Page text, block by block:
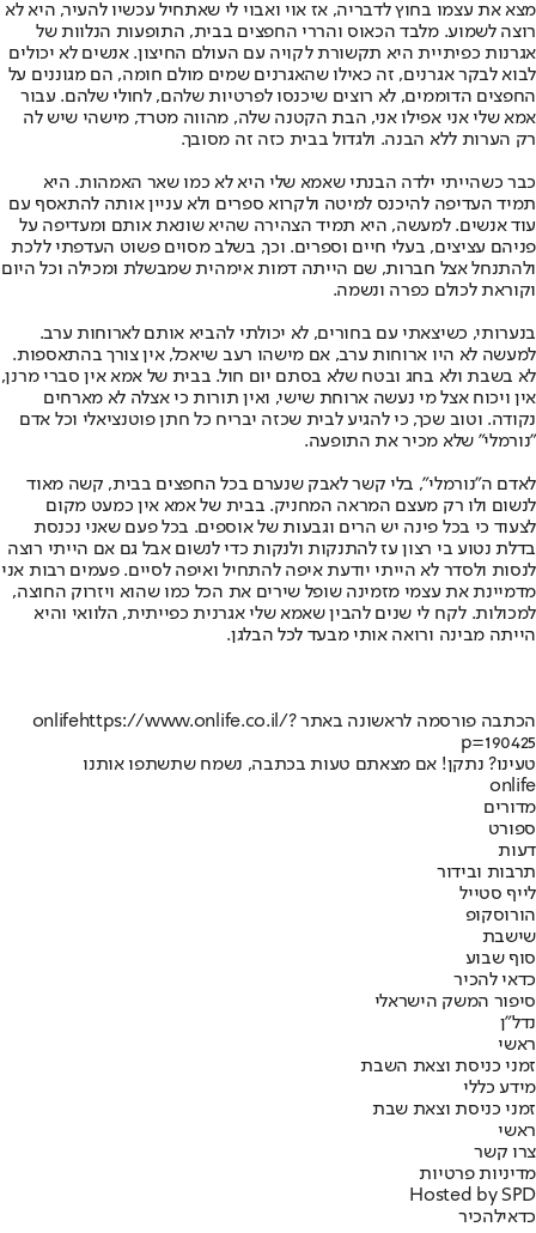
מצא את עצמו בחוץ לדבריה, אז אוי ואבוי לי שאתחיל עכשיו להעיר, היא לא
רוצה לשמוע. מלבד הכאוס והררי החפצים בבית, התופעות הנלוות של
אגרנות כפיתיית היא תקשורת לקויה עם העולם החיצון. אנשים לא יכולים
לבוא לבקר אגרנים, זה כאילו שהאגרנים שמים מולם חומה, הם מגוננים על
החפצים הדוממים, לא רוצים שיכנסו לפרטיות שלהם, לחולי שלהם. עבור
אמא שלי אני אפילו אני, הבת הקטנה שלה, מהווה מטרד, מישהי שיש לה
רק הערות ללא הבנה. ולגדול בבית כזה זה מסובך.
כבר כשהייתי ילדה הבנתי שאמא שלי היא לא כמו שאר האמהות. היא
תמיד העדיפה להיכנס למיטה ולקרוא ספרים ולא עניין אותה להתאסף עם
עוד אנשים. למעשה, היא תמיד הצהירה שהיא שונאת אותם ומעדיפה על
פניהם עציצים, בעלי חיים וספרים. וכך, בשלב מסוים פשוט העדפתי ללכת
ולהתנחל אצל חברות, שם הייתה דמות אימהית שמבשלת ומכילה וכל היום
וקוראת לכולם כפרה ונשמה.
בנערותי, כשיצאתי עם בחורים, לא יכולתי להביא אותם לארוחות ערב.
למעשה לא היו ארוחות ערב, אם מישהו רעב שיאכל, אין צורך בהתאספות.
לא בשבת ולא בחג ובטח שלא בסתם יום חול. בבית של אמא אין סברי מרנן,
אין ויכוח אצל מי נעשה ארוחת שישי, ואין תורות כי אצלה לא מארחים
נקודה. וטוב שכך, כי להגיע לבית שכזה יבריח כל חתן פוטנציאלי וכל אדם
"נורמלי" שלא מכיר את התופעה.
לאדם ה"נורמלי", בלי קשר לאבק שנערם בכל החפצים בבית, קשה מאוד
לנשום ולו רק מעצם המראה המחניק. בבית של אמא אין כמעט מקום
לצעוד כי בכל פינה יש הרים וגבעות של אוספים. בכל פעם שאני נכנסת
בדלת נטוע בי רצון עז להתנקות ולנקות כדי לנשום אבל גם אם הייתי רוצה
לנסות ולסדר לא הייתי יודעת איפה להתחיל ואיפה לסיים. פעמים רבות אני
מדמיינת את עצמי מזמינה שופל שירים את הכל כמו שהוא ויזרוק החוצה,
למכולות. לקח לי שנים להבין שאמא שלי אגרנית כפייתית, הלוואי והיא
הייתה מבינה ורואה אותי מבעד לכל הבלגן.
הכתבה פורסמה לראשונה באתר onlifehttps://www.onlife.co.il/?
p=190425
טעינו? נתקן! אם מצאתם טעות בכתבה, נשמח שתשתפו אותנו
onlife
מדורים
ספורט
דעות
תרבות ובידור
לייף סטייל
הורוסקופ
שישבת
סוף שבוע
כדאי להכיר
סיפור המשק הישראלי
נדל"ן
ראשי
זמני כניסת וצאת השבת
מידע כללי
זמני כניסת וצאת שבת
ראשי
צרו קשר
מדיניות פרטיות
Hosted by SPD
כדאילהכיר